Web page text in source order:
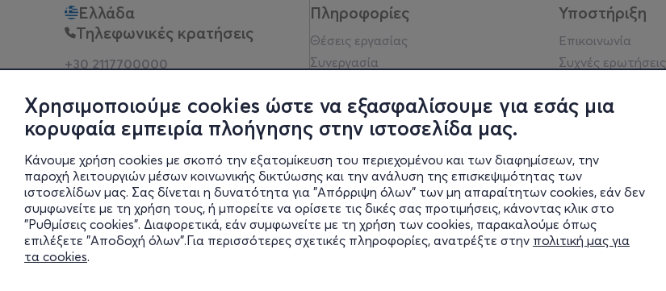
Χρησιμοποιούμε cookies ώστε να εξασφαλίσουμε για εσάς μια
κορυφαία εμπειρία πλοήγησης στην ιστοσελίδα μας.
Κάνουμε χρήση cookies με σκοπό την εξατομίκευση του περιεχομένου και των διαφημίσεων, την
παροχή λειτουργιών μέσων κοινωνικής δικτύωσης και την ανάλυση της επισκεψιμότητας των
ιστοσελίδων μας. Σας δίνεται η δυνατότητα για "Απόρριψη όλων" των μη απαραίτητων cookies, εάν δεν
συμφωνείτε με τη χρήση τους, ή μπορείτε να ορίσετε τις δικές σας προτιμήσεις, κάνοντας κλικ στο
"Ρυθμίσεις cookies". Διαφορετικά, εάν συμφωνείτε με τη χρήση των cookies, παρακαλούμε όπως
επιλέξετε "Αποδοχή όλων".Για περισσότερες σχετικές πληροφορίες, ανατρέξτε στην πολιτική μας για
τα cookies.
Ελλάδα
Τηλεφωνικές κρατήσεις
+30 2117700000
Φυσικά σημεία
Πληροφορίες
Θέσεις εργασίας
Συνεργασία
Πολιτική απορρήτου
Νομική σημείωση
Blog
Οικονομικά στοιχεία
Πολιτικές Εταιρείας
Έκθεση Διαφάνειας
Υποστήριξη
Επικοινωνία
Συχνές ερωτήσεις
Υπηρεσίες
Σύνδεση reseller